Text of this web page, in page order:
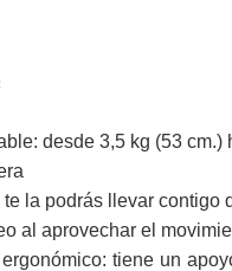
desde 3,5 kg (53
te la podrás llevar contigo
al aprovechar el
tiene un